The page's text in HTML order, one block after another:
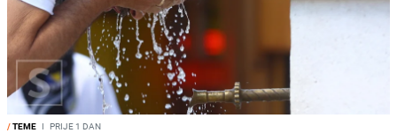
/TEME I PRIJE 1 DAN